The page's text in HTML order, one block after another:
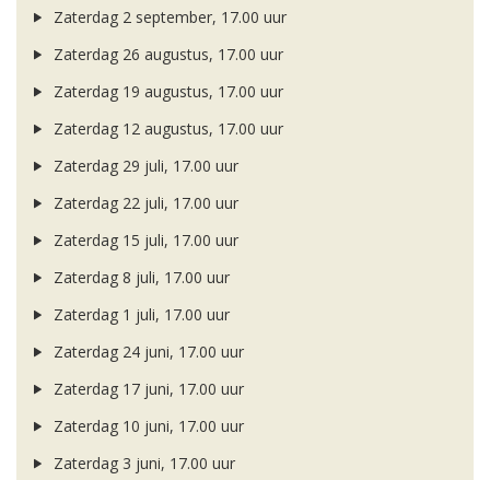
Zaterdag 2 september, 17.00 uur
Zaterdag 26 augustus, 17.00 uur
Zaterdag 19 augustus, 17.00 uur
Zaterdag 12 augustus, 17.00 uur
Zaterdag 29 juli, 17.00 uur
Zaterdag 22 juli, 17.00 uur
Zaterdag 15 juli, 17.00 uur
Zaterdag 8 juli, 17.00 uur
Zaterdag 1 juli, 17.00 uur
Zaterdag 24 juni, 17.00 uur
Zaterdag 17 juni, 17.00 uur
Zaterdag 10 juni, 17.00 uur
Zaterdag 3 juni, 17.00 uur